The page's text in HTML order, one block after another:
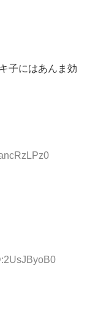
子にはあんま効